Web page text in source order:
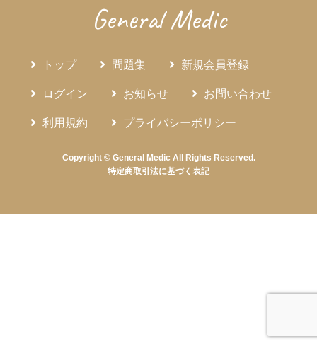
General Medic
トップ 問題集 新規会員登録
ログイン お知らせ お問い合わせ
利用規約 プライバシーポリシー
Copyright © General Medic All Rights Reserved.
特定商取引法に基づく表記